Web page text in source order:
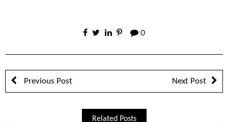
0
Previous Post Next Post
Related Posts